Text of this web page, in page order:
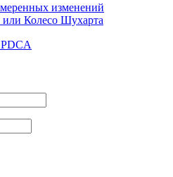
изменений
Колесо Шухарта